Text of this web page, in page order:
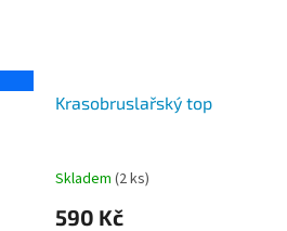
Krasobruslařský top
Skladem (2 ks)
590 Kč